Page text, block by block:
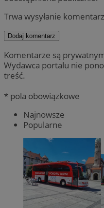
Trwa wysyłanie
Dodaj komentarz
Komentarze są
Wydawca portalu nie
treść.
* pola obowiązkowe
Najnowsze
Popularne